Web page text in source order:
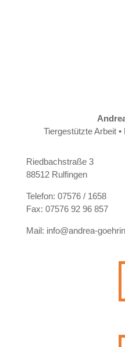
Tiergestützte Arbeit
Riedbachstraße 3
88512 Rulfingen
Telefon: 07576 / 1658
Fax: 07576 92 96 857
Mail: info@andrea-